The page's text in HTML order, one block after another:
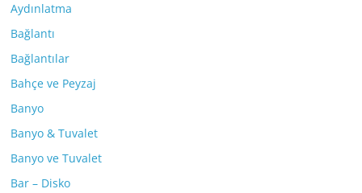
Aydınlatma
Bağlantı
Bağlantılar
Bahçe ve Peyzaj
Banyo
Banyo & Tuvalet
Banyo ve Tuvalet
Bar – Disko